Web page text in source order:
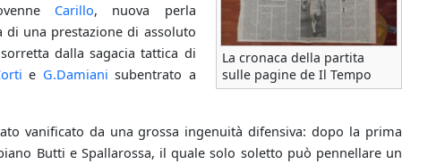
La cronaca della partita
sulle pagine de Il Tempo
Carillo, nuova perla
di una prestazione di assoluto
dalla sagacia tattica di
e G.Damiani subentrato a
vanificato da una grossa ingenuità difensiva: dopo la prima
Butti e Spallarossa, il quale solo soletto può pennellare un